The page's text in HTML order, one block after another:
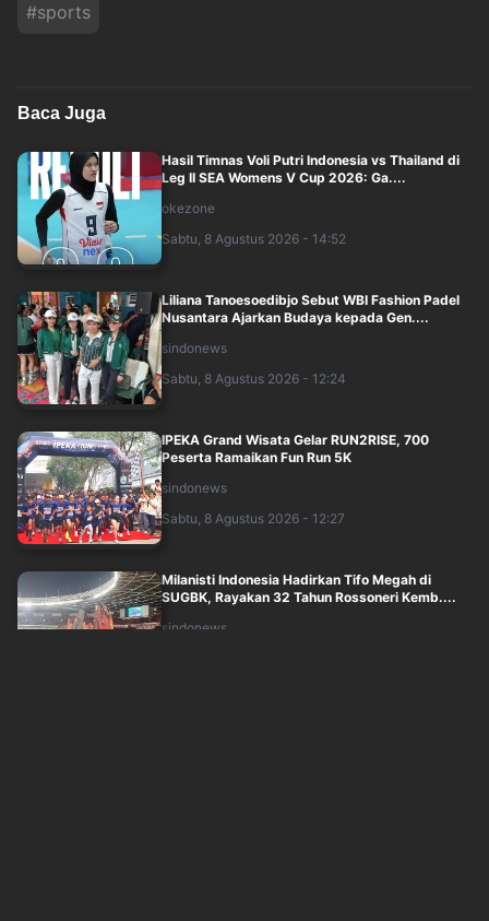
#sports
Baca Juga
Hasil Timnas Voli Putri Indonesia vs Thailand di
Leg II SEA Womens V Cup 2026: Ga....
okezone
Sabtu, 8 Agustus 2026 - 14:52
Liliana Tanoesoedibjo Sebut WBI Fashion Padel
Nusantara Ajarkan Budaya kepada Gen....
sindonews
Sabtu, 8 Agustus 2026 - 12:24
IPEKA Grand Wisata Gelar RUN2RISE, 700
Peserta Ramaikan Fun Run 5K
sindonews
Sabtu, 8 Agustus 2026 - 12:27
Milanisti Indonesia Hadirkan Tifo Megah di
SUGBK, Rayakan 32 Tahun Rossoneri Kemb....
sindonews